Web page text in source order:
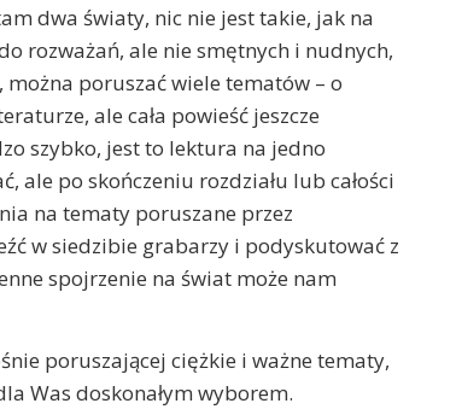
dwa światy, nic nie jest takie, jak na
rozważań, ale nie smętnych i nudnych,
można poruszać wiele tematów – o
ale cała powieść jeszcze
szybko, jest to lektura na jedno
ale po skończeniu rozdziału lub całości
na tematy poruszane przez
w siedzibie grabarzy i podyskutować z
spojrzenie na świat może nam
poruszającej ciężkie i ważne tematy,
Was doskonałym wyborem.